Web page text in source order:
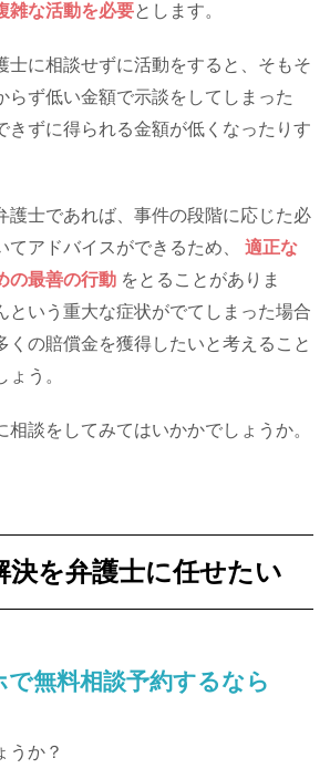
雑な活動を必要とします。
士に相談せずに活動をすると、そもそ
らず低い金額で示談をしてしまった
きずに得られる金額が低くなったりす
護士であれば、事件の段階に応じた必
てアドバイスができるため、 適正な
の最善の行動 をとることがありま
という重大な症状がでてしまった場合
くの賠償金を獲得したいと考えること
う。
相談をしてみてはいかかでしょうか。
決を弁護士に任せたい
無料相談予約するなら
うか？